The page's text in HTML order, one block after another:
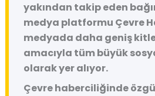
yakından takip eden
medya platformu Çevre
medyada daha geniş
amacıyla tüm büyük
olarak yer alıyor.
Çevre haberciliğinde